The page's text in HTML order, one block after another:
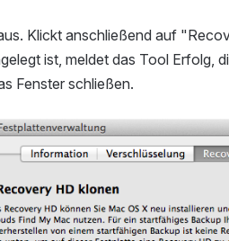
Klickt anschließend auf
ist, meldet das Tool Erfolg,
Fenster schließen.